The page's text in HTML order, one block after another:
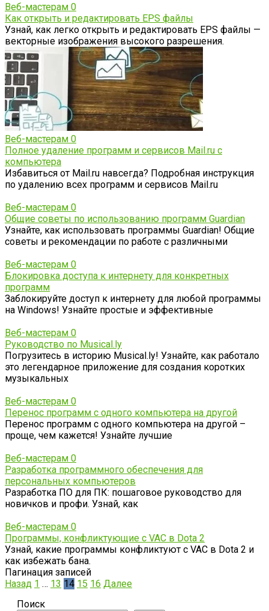
Веб-мастерам 0
Как открыть и редактировать EPS файлы
Узнай, как легко открыть и редактировать EPS файлы —
векторные изображения высокого разрешения.
Веб-мастерам 0
Полное удаление программ и сервисов Mail.ru с
компьютера
Избавиться от Mail.ru навсегда? Подробная инструкция
по удалению всех программ и сервисов Mail.ru
Веб-мастерам 0
Общие советы по использованию программ Guardian
Узнайте, как использовать программы Guardian! Общие
советы и рекомендации по работе с различными
Веб-мастерам 0
Блокировка доступа к интернету для конкретных
программ
Заблокируйте доступ к интернету для любой программы
на Windows! Узнайте простые и эффективные
Веб-мастерам 0
Руководство по Musical.ly
Погрузитесь в историю Musical.ly! Узнайте, как работало
это легендарное приложение для создания коротких
музыкальных
Веб-мастерам 0
Перенос программ с одного компьютера на другой
Перенос программ с одного компьютера на другой –
проще, чем кажется! Узнайте лучшие
Веб-мастерам 0
Разработка программного обеспечения для
персональных компьютеров
Разработка ПО для ПК: пошаговое руководство для
новичков и профи. Узнай, как
Веб-мастерам 0
Программы, конфликтующие с VAC в Dota 2
Узнай, какие программы конфликтуют с VAC в Dota 2 и
как избежать бана.
Пагинация записей
Назад 1 … 13 14 15 16 Далее
Поиск